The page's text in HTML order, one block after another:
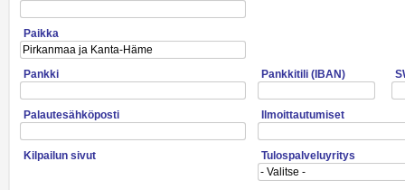
Paikka
Pankki Pankkitili (IBAN)
Palautesähköposti Ilmoittautumiset
Kilpailun sivut Tulospalveluyritys